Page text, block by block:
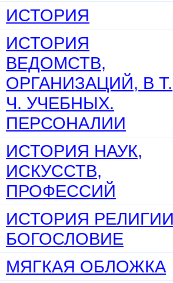
ИСТОРИЯ
ИСТОРИЯ
ВЕДОМСТВ,
ОРГАНИЗАЦИЙ, В Т.
Ч. УЧЕБНЫХ.
ПЕРСОНАЛИИ
ИСТОРИЯ НАУК,
ИСКУССТВ,
ПРОФЕССИЙ
ИСТОРИЯ
БОГОСЛОВИЕ
МЯГКАЯ ОБЛОЖКА